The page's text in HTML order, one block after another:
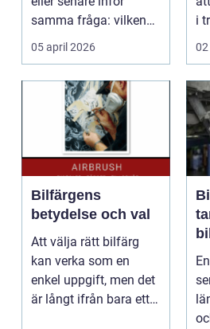
samma fråga: vilken
verkstad tar bäst hand
om...
05 april 2026
i
Bilfärgens
betydelse och val
Att välja rätt bilfärg
kan verka som en
enkel uppgift, men det
är långt ifrån bara ett